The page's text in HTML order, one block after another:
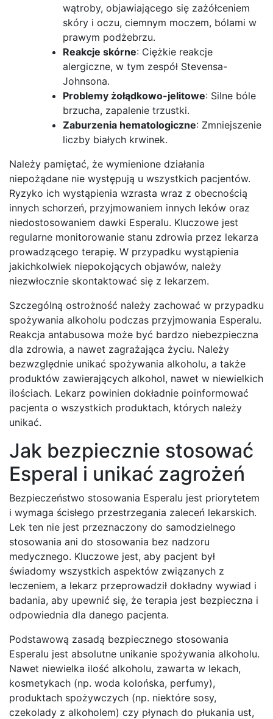
wątroby, objawiającego się zażółceniem
skóry i oczu, ciemnym moczem, bólami w
prawym podżebrzu.
Reakcje skórne: Ciężkie reakcje
alergiczne, w tym zespół Stevensa-
Johnsona.
Problemy żołądkowo-jelitowe: Silne bóle
brzucha, zapalenie trzustki.
Zaburzenia hematologiczne: Zmniejszenie
liczby białych krwinek.
Należy pamiętać, że wymienione działania
niepożądane nie występują u wszystkich pacjentów.
Ryzyko ich wystąpienia wzrasta wraz z obecnością
innych schorzeń, przyjmowaniem innych leków oraz
niedostosowaniem dawki Esperalu. Kluczowe jest
regularne monitorowanie stanu zdrowia przez lekarza
prowadzącego terapię. W przypadku wystąpienia
jakichkolwiek niepokojących objawów, należy
niezwłocznie skontaktować się z lekarzem.
Szczególną ostrożność należy zachować w przypadku
spożywania alkoholu podczas przyjmowania Esperalu.
Reakcja antabusowa może być bardzo niebezpieczna
dla zdrowia, a nawet zagrażająca życiu. Należy
bezwzględnie unikać spożywania alkoholu, a także
produktów zawierających alkohol, nawet w niewielkich
ilościach. Lekarz powinien dokładnie poinformować
pacjenta o wszystkich produktach, których należy
unikać.
Jak bezpiecznie stosować
Esperal i unikać zagrożeń
Bezpieczeństwo stosowania Esperalu jest priorytetem
i wymaga ścisłego przestrzegania zaleceń lekarskich.
Lek ten nie jest przeznaczony do samodzielnego
stosowania ani do stosowania bez nadzoru
medycznego. Kluczowe jest, aby pacjent był
świadomy wszystkich aspektów związanych z
leczeniem, a lekarz przeprowadził dokładny wywiad i
badania, aby upewnić się, że terapia jest bezpieczna i
odpowiednia dla danego pacjenta.
Podstawową zasadą bezpiecznego stosowania
Esperalu jest absolutne unikanie spożywania alkoholu.
Nawet niewielka ilość alkoholu, zawarta w lekach,
kosmetykach (np. woda kolońska, perfumy),
produktach spożywczych (np. niektóre sosy,
czekolady z alkoholem) czy płynach do płukania ust,